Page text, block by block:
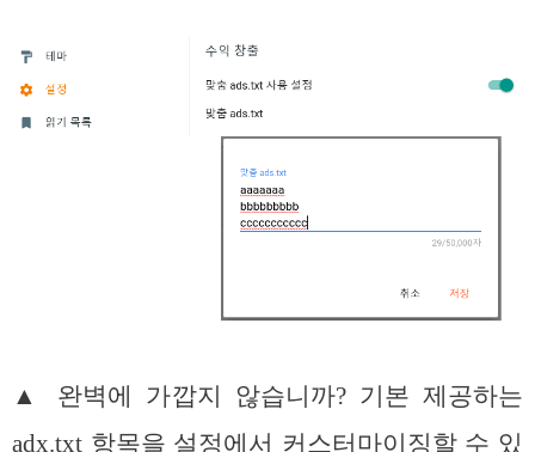
▲ 완벽에 가깝지 않습니까? 기본 제공하는
adx.txt 항목을 설정에서 커스터마이징할 수 있